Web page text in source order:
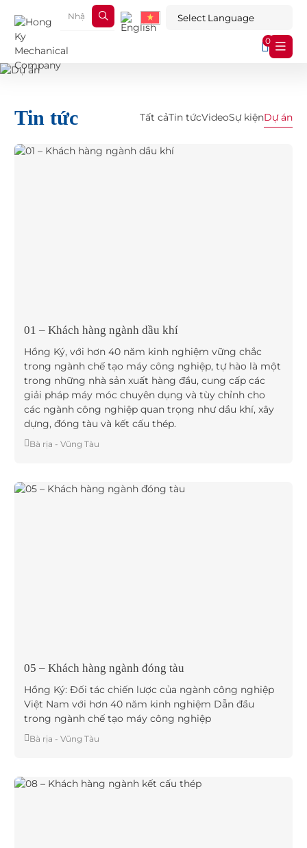
0
Tin tức Tất cảTin tứcVideoSự kiệnDự án
01 – Khách hàng ngành dầu khí
Hồng Ký, với hơn 40 năm kinh nghiệm vững chắc
trong ngành chế tạo máy công nghiệp, tự hào là một
trong những nhà sản xuất hàng đầu, cung cấp các
giải pháp máy móc chuyên dụng và tùy chỉnh cho
các ngành công nghiệp quan trọng như dầu khí, xây
dựng, đóng tàu và kết cấu thép.
Bà rịa - Vũng Tàu
05 – Khách hàng ngành đóng tàu
Hồng Ký: Đối tác chiến lược của ngành công nghiệp
Việt Nam với hơn 40 năm kinh nghiệm Dẫn đầu
trong ngành chế tạo máy công nghiệp
Bà rịa - Vũng Tàu